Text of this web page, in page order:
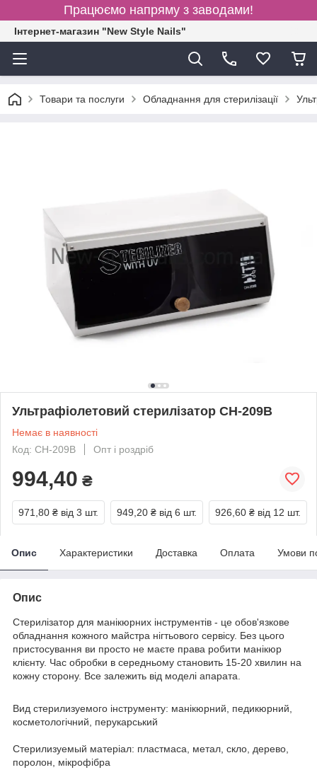
Працюємо напряму з заводами!
Інтернет-магазин "New Style Nails"
Товари та послуги Обладнання для стерилізації
Ультрафіолетовий стерилізатор CH-209B
Немає в наявності
Код: CH-209B
Опт і роздріб
994,40 ₴
971,80 ₴ від 3 шт. 949,20 ₴ від 6 шт. 926,60 ₴ від 12 шт.
Опис Характеристики Доставка Оплата Умови
Опис
Стерилізатор для манікюрних інструментів - це обов'язкове
обладнання кожного майстра нігтьового сервісу. Без цього
пристосування ви просто не маєте права робити манікюр
клієнту. Час обробки в середньому становить 15-20 хвилин на
кожну сторону. Все залежить від моделі апарата.
Вид стерилизуемого інструменту: манікюрний, педикюрний,
косметологічний, перукарський
Стерилизуемый матеріал: пластмаса, метал, скло, дерево,
поролон, мікрофібра